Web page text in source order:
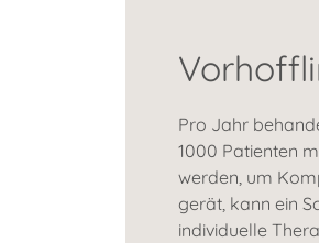
Pro Jahr
1000 Patienten
werden, um
gerät, kann ein
individuelle